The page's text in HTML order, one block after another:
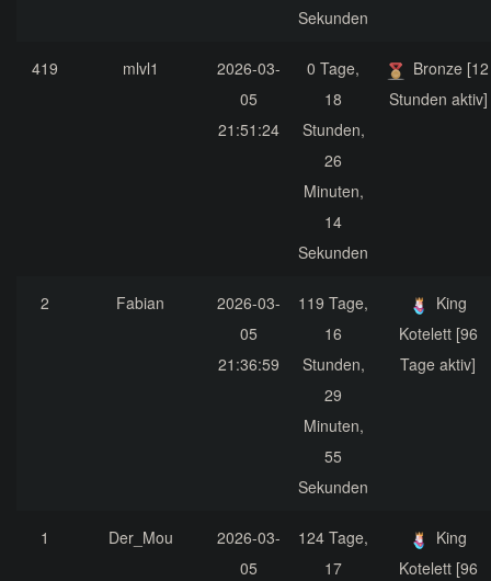
Sekunden
419 mlvl1
2026-03-
05
21:51:24
0 Tage,
18
Stunden,
26
Minuten,
14
Sekunden
Bronze [12
Stunden aktiv]
2 Fabian
2026-03-
05
21:36:59
119 Tage,
16
Stunden,
29
Minuten,
55
Sekunden
King
Kotelett [96
Tage aktiv]
1 Der_Mou
2026-03-
05
124 Tage,
17
King
Kotelett [96